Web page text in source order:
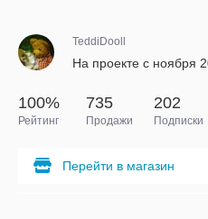
TeddiDooll
На проекте с ноября
100%
Рейтинг
735
Продажи
202
Подписки
Перейти в магазин